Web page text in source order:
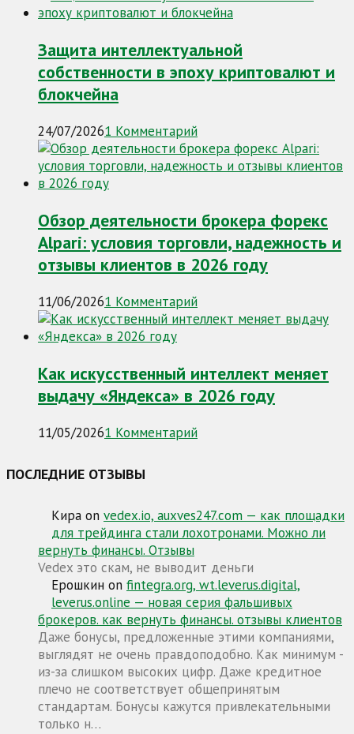
Защита интеллектуальной
собственности в эпоху криптовалют и
блокчейна
24/07/20261 Комментарий
Обзор деятельности брокера форекс
Alpari: условия торговли, надежность и
отзывы клиентов в 2026 году
11/06/20261 Комментарий
Как искусственный интеллект меняет
выдачу «Яндекса» в 2026 году
11/05/20261 Комментарий
ПОСЛЕДНИЕ ОТЗЫВЫ
Кира on vedex.io, auxves247.com — как площадки
для трейдинга стали лохотронами. Можно ли
вернуть финансы. Отзывы
Vedex это скам, не выводит деньги
Ерошкин on fintegra.org, wt.leverus.digital,
leverus.online — новая серия фальшивых
брокеров. как вернуть финансы. отзывы клиентов
Даже бонусы, предложенные этими компаниями,
выглядят не очень правдоподобно. Как минимум -
из-за слишком высоких цифр. Даже кредитное
плечо не соответствует общепринятым
стандартам. Бонусы кажутся привлекательными
только н…